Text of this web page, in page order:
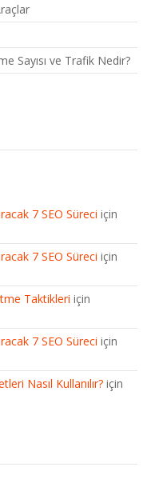
Sayısı ve Trafik Nedir?
7 SEO Süreci için
7 SEO Süreci için
Taktikleri için
7 SEO Süreci için
Nasıl Kullanılır? için